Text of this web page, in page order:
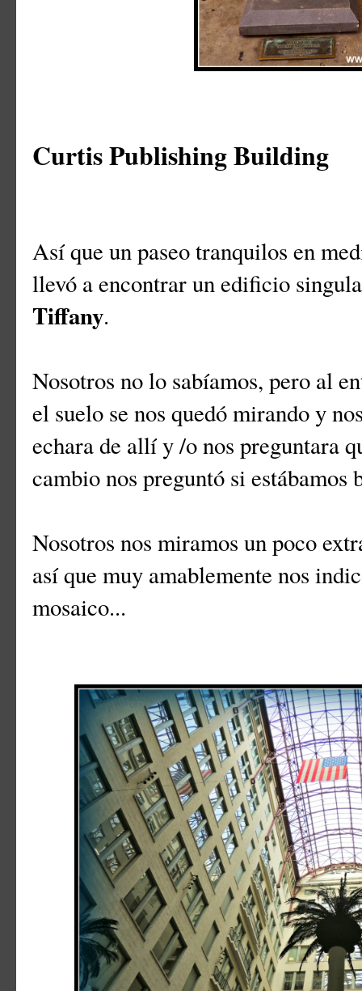
Curtis Publishing Building
Así que un paseo tranquilos en
llevó a encontrar un edificio
Tiffany.
Nosotros no lo sabíamos, pero al
el suelo se nos quedó mirando y
echara de allí y /o nos preguntara
cambio nos preguntó si
Nosotros nos miramos un poco
así que muy amablemente nos
mosaico...